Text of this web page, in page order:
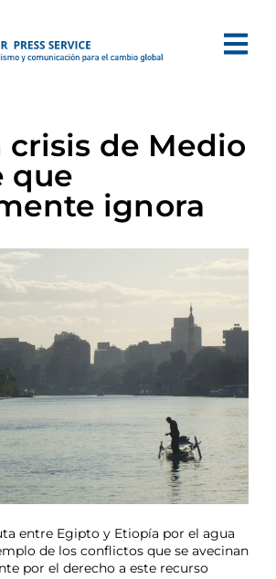
crisis de Medio
que
ignora
entre Egipto y Etiopía por el agua
de los conflictos que se avecinan
por el derecho a este recurso